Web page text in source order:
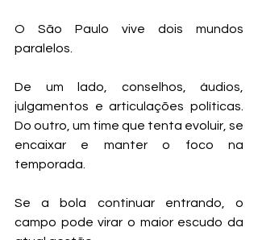
O São Paulo vive dois mundos
paralelos.
De um lado, conselhos, áudios,
julgamentos e articulações políticas.
Do outro, um time que tenta evoluir, se
encaixar e manter o foco na
temporada.
Se a bola continuar entrando, o
campo pode virar o maior escudo da